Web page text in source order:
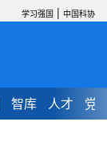
智库 人才 党
学习强国 | 中国科协